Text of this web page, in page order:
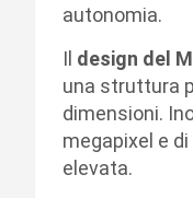
autonomia.
Il design del
una struttura
dimensioni.
megapixel e
elevata.